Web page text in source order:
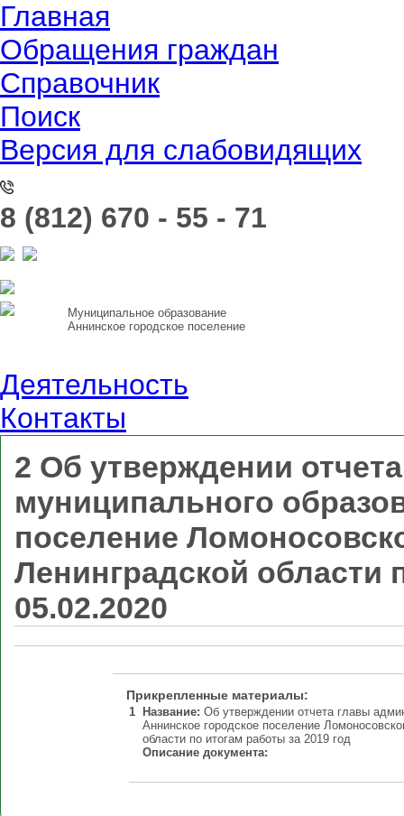
Главная
Обращения граждан
Справочник
Поиск
Версия для слабовидящих
8 (812) 670 - 55 - 71
Муниципальное образование
Аннинское городское поселение
Деятельность
Контакты
2 Об утверждении
муниципального
поселение
Ленинградской области
05.02.2020
Прикрепленные материалы:
1 Название: Об утверждении отчета главы
Аннинское городское поселение
области по итогам работы за 2019 год
Описание документа: